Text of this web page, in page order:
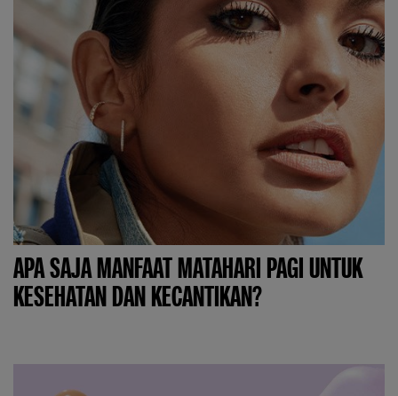
APA SAJA MANFAAT MATAHARI PAGI UNTUK
KESEHATAN DAN KECANTIKAN?